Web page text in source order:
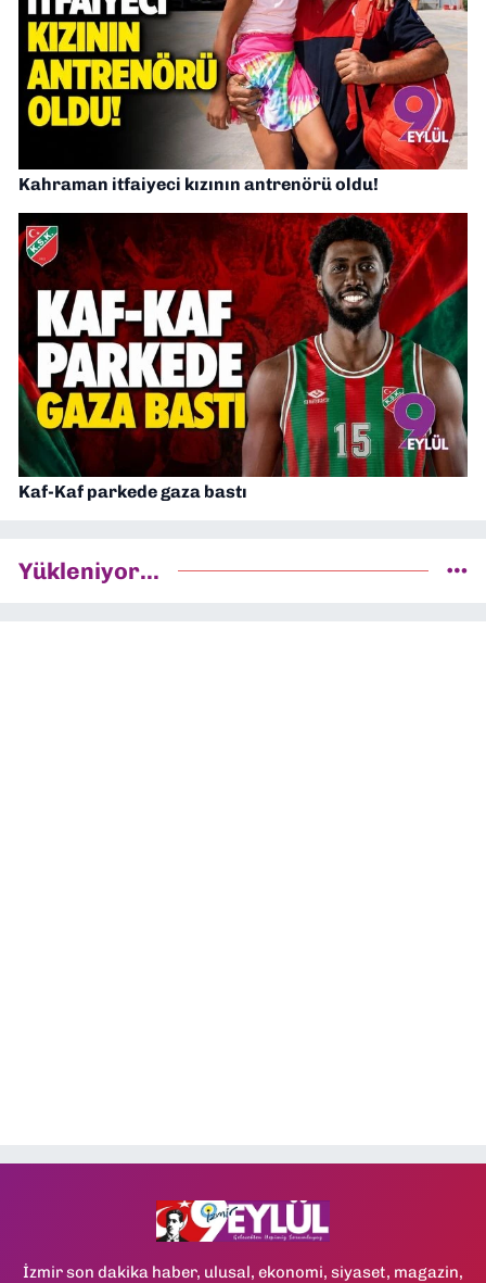
Kahraman itfaiyeci kızının antrenörü oldu!
Kaf-Kaf parkede gaza bastı
Yükleniyor...
İzmir son dakika haber, ulusal, ekonomi, siyaset, magazin,